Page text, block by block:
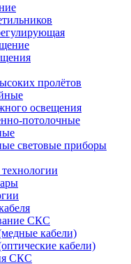
пролётов
освещения
потолочные
световые приборы
СКС
кабели)
кабели)
СКС